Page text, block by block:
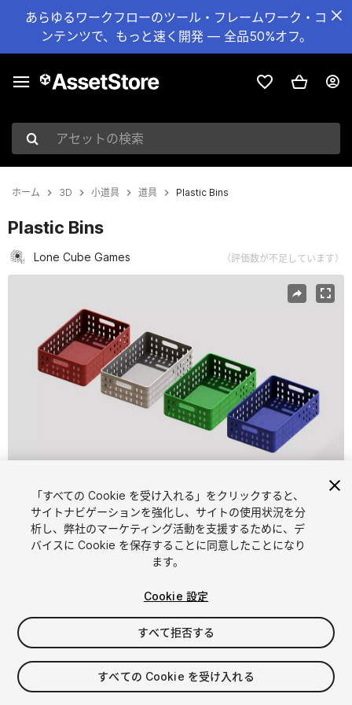
あらゆるワークフローのツール・フレームワーク・コ
ンテンツで、もっと速く開発 — 全品50%オフ。
アセットの検索
ホーム 3D 小道具 道具 Plastic Bins
Plastic Bins
Lone Cube Games （評価数が不足しています）
FREE
10viewsin the past week
「すべての Cookie を受け入れる」をクリックすると、
サイトナビゲーションを強化し、サイトの使用状況を分
析し、弊社のマーケティング活動を支援するために、デ
バイスに Cookie を保存することに同意したことになり
ます。
Cookie 設定
すべて拒否する
すべての Cookie を受け入れる